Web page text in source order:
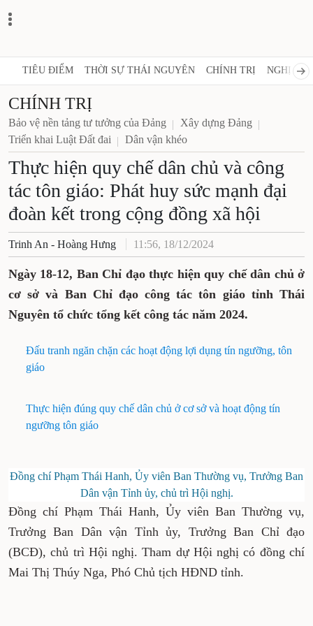
TIÊU ĐIỂM THỜI SỰ THÁI NGUYÊN CHÍNH TRỊ NGHỊ
CHÍNH TRỊ
Bảo vệ nền tảng tư tưởng của Đảng
Xây dựng Đảng
Triển khai Luật Đất đai
Dân vận khéo
Thực hiện quy chế dân chủ và công
tác tôn giáo: Phát huy sức mạnh đại
đoàn kết trong cộng đồng xã hội
Trinh An - Hoàng Hưng 11:56, 18/12/2024
Ngày 18-12, Ban Chỉ đạo thực hiện quy chế dân chủ ở
cơ sở và Ban Chỉ đạo công tác tôn giáo tỉnh Thái
Nguyên tổ chức tổng kết công tác năm 2024.
Đấu tranh ngăn chặn các hoạt động lợi dụng tín ngưỡng, tôn
giáo
Thực hiện đúng quy chế dân chủ ở cơ sở và hoạt động tín
ngưỡng tôn giáo
Đồng chí Phạm Thái Hanh, Ủy viên Ban Thường vụ, Trưởng Ban
Dân vận Tỉnh ủy, chủ trì Hội nghị.
Đồng chí Phạm Thái Hanh, Ủy viên Ban Thường vụ,
Trưởng Ban Dân vận Tỉnh ủy, Trưởng Ban Chỉ đạo
(BCĐ), chủ trì Hội nghị. Tham dự Hội nghị có đồng chí
Mai Thị Thúy Nga, Phó Chủ tịch HĐND tỉnh.